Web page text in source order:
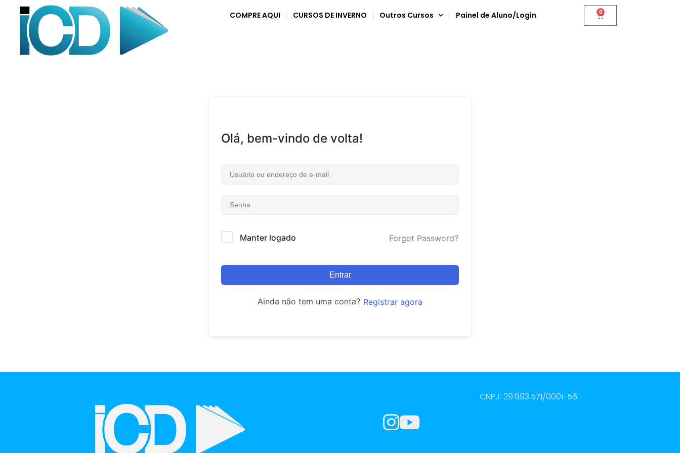
COMPRE AQUI CURSOS DE INVERNO Outros Cursos Painel de Aluno/Login 0
Olá, bem-vindo de volta!
Manter logado Forgot Password?
Entrar
Ainda não tem uma conta? Registrar agora
CNPJ: 29.993.571/0001-56